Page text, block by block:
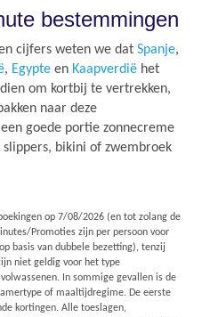
bestemmingen
cijfers weten we dat Spanje,
, Egypte en Kaapverdië het
om kortbij te vertrekken,
naar deze
goede portie zonnecreme
bikini of zwembroek
op 7/08/2026 (en tot zolang de
Promoties zijn per persoon voor
basis van dubbele bezetting), tenzij
niet geldig voor het type
In sommige gevallen is de
of maaltijdregime. De eerste
kortingen. Alle toeslagen,